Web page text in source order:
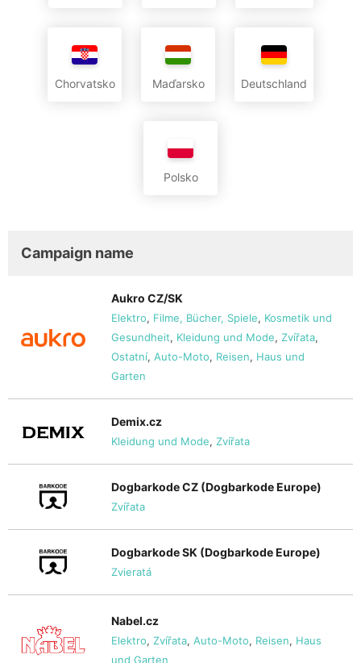
Chorvatsko Maďarsko Deutschland
Polsko
Campaign name
Aukro CZ/SK
Elektro, Filme, Bücher, Spiele, Kosmetik und
Gesundheit, Kleidung und Mode, Zvířata,
Ostatní, Auto-Moto, Reisen, Haus und
Garten
Demix.cz
Kleidung und Mode, Zvířata
Dogbarkode CZ (Dogbarkode Europe)
Zvířata
Dogbarkode SK (Dogbarkode Europe)
Zvieratá
Nabel.cz
Elektro, Zvířata, Auto-Moto, Reisen, Haus
und Garten